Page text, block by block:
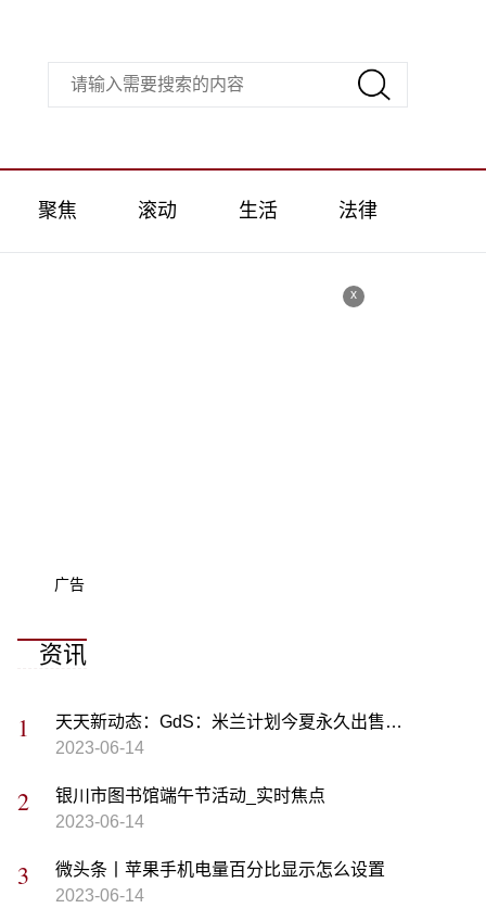
聚焦 滚动 生活 法律
x
广告
资讯
天天新动态：GdS：米兰计划今夏永久出售卡尔达拉根据米兰体育...
2023-06-14
银川市图书馆端午节活动_实时焦点
2023-06-14
微头条丨苹果手机电量百分比显示怎么设置
2023-06-14